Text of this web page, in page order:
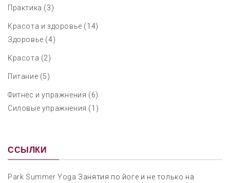
Практика (3)
Красота и здоровье (14)
Здоровье (4)
Красота (2)
Питание (5)
Фитнес и упражнения (6)
Силовые упражнения (1)
ССЫЛКИ
Park Summer Yoga Занятия по йоге и не только на